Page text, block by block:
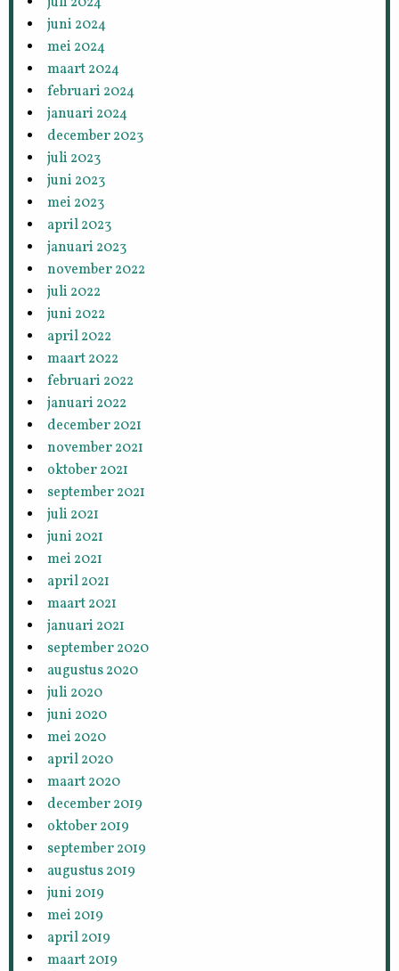
juni 2024
mei 2024
maart 2024
februari 2024
januari 2024
december 2023
juli 2023
juni 2023
mei 2023
april 2023
januari 2023
november 2022
juli 2022
juni 2022
april 2022
maart 2022
februari 2022
januari 2022
december 2021
november 2021
oktober 2021
september 2021
juli 2021
juni 2021
mei 2021
april 2021
maart 2021
januari 2021
september 2020
augustus 2020
juli 2020
juni 2020
mei 2020
april 2020
maart 2020
december 2019
oktober 2019
september 2019
augustus 2019
juni 2019
mei 2019
april 2019
maart 2019